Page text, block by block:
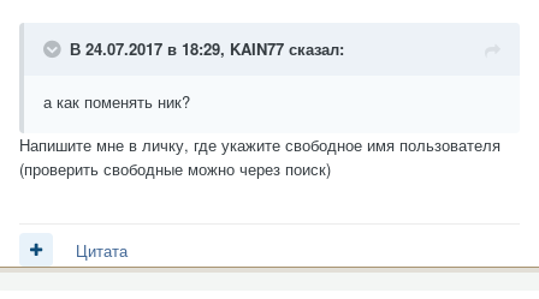
В 24.07.2017 в 18:29, KAIN77 сказал:
а как поменять ник?
Напишите мне в личку, где укажите свободное имя пользователя
(проверить свободные можно через поиск)
Цитата